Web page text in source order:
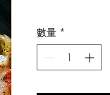
數量 *